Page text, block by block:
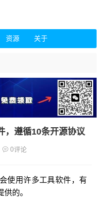
资源 关于
，遵循10条开源协议
0评论
使用许多工具软件，有
的。